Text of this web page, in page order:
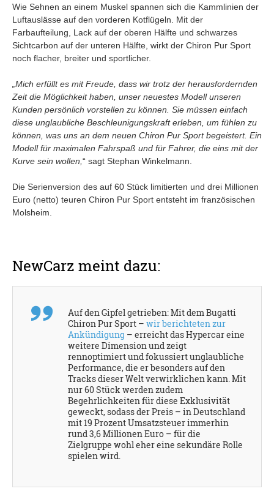
Wie Sehnen an einem Muskel spannen sich die Kammlinien der
Luftauslässe auf den vorderen Kotflügeln. Mit der
Farbaufteilung, Lack auf der oberen Hälfte und schwarzes
Sichtcarbon auf der unteren Hälfte, wirkt der Chiron Pur Sport
noch flacher, breiter und sportlicher.
„Mich erfüllt es mit Freude, dass wir trotz der herausfordernden
Zeit die Möglichkeit haben, unser neuestes Modell unseren
Kunden persönlich vorstellen zu können. Sie müssen einfach
diese unglaubliche Beschleunigungskraft erleben, um fühlen zu
können, was uns an dem neuen Chiron Pur Sport begeistert. Ein
Modell für maximalen Fahrspaß und für Fahrer, die eins mit der
Kurve sein wollen, “ sagt Stephan Winkelmann.
Die Serienversion des auf 60 Stück limitierten und drei Millionen
Euro (netto) teuren Chiron Pur Sport entsteht im französischen
Molsheim.
NewCarz meint dazu:
Auf den Gipfel getrieben: Mit dem Bugatti
Chiron Pur Sport – wir berichteten zur
Ankündigung – erreicht das Hypercar eine
weitere Dimension und zeigt
rennoptimiert und fokussiert unglaubliche
Performance, die er besonders auf den
Tracks dieser Welt verwirklichen kann. Mit
nur 60 Stück werden zudem
Begehrlichkeiten für diese Exklusivität
geweckt, sodass der Preis – in Deutschland
mit 19 Prozent Umsatzsteuer immerhin
rund 3,6 Millionen Euro – für die
Zielgruppe wohl eher eine sekundäre Rolle
spielen wird.